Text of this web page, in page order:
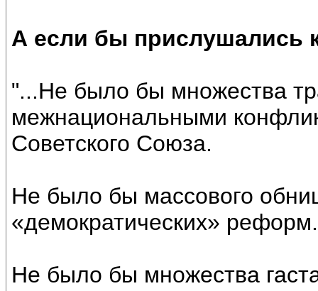
А если бы прислушались
"...Не было бы множества
межнациональными
Советского Союза.
Не было бы массового
«демократических» реформ.
Не было бы множества